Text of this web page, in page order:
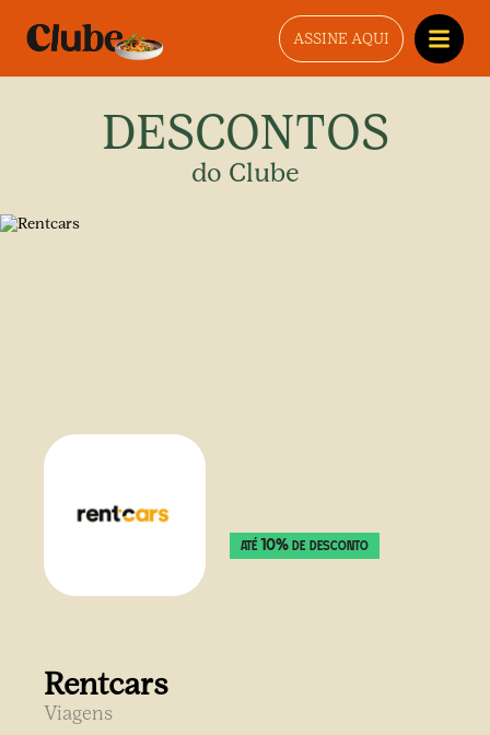
ASSINE AQUI
DESCONTOS
do Clube
ATÉ 10% DE DESCONTO
Rentcars
Viagens